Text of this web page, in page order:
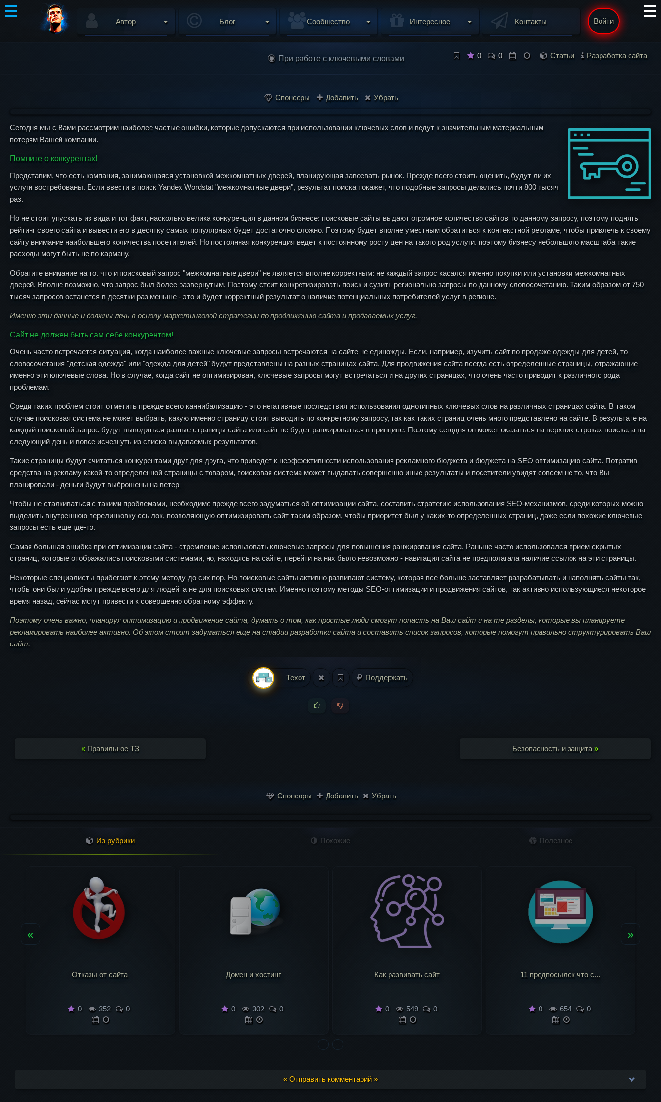
Автор Блог Сообщество Интересное Контакты Войти
При работе с ключевыми словами 0 0 Статьи Разработка сайта
Спонсоры Добавить Убрать
Сегодня мы с Вами рассмотрим наиболее частые ошибки, которые допускаются при использовании ключевых слов и ведут к значительным материальным
потерям Вашей компании.
Помните о конкурентах!
Представим, что есть компания, занимающаяся установкой межкомнатных дверей, планирующая завоевать рынок. Прежде всего стоить оценить, будут ли их
услуги востребованы. Если ввести в поиск Yandex Wordstat "межкомнатные двери", результат поиска покажет, что подобные запросы делались почти 800 тысяч
раз.
Но не стоит упускать из вида и тот факт, насколько велика конкуренция в данном бизнесе: поисковые сайты выдают огромное количество сайтов по данному запросу, поэтому поднять
рейтинг своего сайта и вывести его в десятку самых популярных будет достаточно сложно. Поэтому будет вполне уместным обратиться к контекстной рекламе, чтобы привлечь к своему
сайту внимание наибольшего количества посетителей. Но постоянная конкуренция ведет к постоянному росту цен на такого род услуги, поэтому бизнесу небольшого масштаба такие
расходы могут быть не по карману.
Обратите внимание на то, что и поисковый запрос "межкомнатные двери" не является вполне корректным: не каждый запрос касался именно покупки или установки межкомнатных
дверей. Вполне возможно, что запрос был более развернутым. Поэтому стоит конкретизировать поиск и сузить регионально запросы по данному словосочетанию. Таким образом от 750
тысяч запросов останется в десятки раз меньше - это и будет корректный результат о наличие потенциальных потребителей услуг в регионе.
Именно эти данные и должны лечь в основу маркетинговой стратегии по продвижению сайта и продаваемых услуг.
Сайт не должен быть сам себе конкурентом!
Очень часто встречается ситуация, когда наиболее важные ключевые запросы встречаются на сайте не единожды. Если, например, изучить сайт по продаже одежды для детей, то
словосочетания "детская одежда" или "одежда для детей" будут представлены на разных страницах сайта. Для продвижения сайта всегда есть определенные страницы, отражающие
именно эти ключевые слова. Но в случае, когда сайт не оптимизирован, ключевые запросы могут встречаться и на других страницах, что очень часто приводит к различного рода
проблемам.
Среди таких проблем стоит отметить прежде всего каннибализацию - это негативные последствия использования однотипных ключевых слов на различных страницах сайта. В таком
случае поисковая система не может выбрать, какую именно страницу стоит выводить по конкретному запросу, так как таких страниц очень много представлено на сайте. В результате на
каждый поисковый запрос будут выводиться разные страницы сайта или сайт не будет ранжироваться в принципе. Поэтому сегодня он может оказаться на верхних строках поиска, а на
следующий день и вовсе исчезнуть из списка выдаваемых результатов.
Такие страницы будут считаться конкурентами друг для друга, что приведет к неэффективности использования рекламного бюджета и бюджета на SEO оптимизацию сайта. Потратив
средства на рекламу какой-то определенной страницы с товаром, поисковая система может выдавать совершенно иные результаты и посетители увидят совсем не то, что Вы
планировали - деньги будут выброшены на ветер.
Чтобы не сталкиваться с такими проблемами, необходимо прежде всего задуматься об оптимизации сайта, составить стратегию использования SEO-механизмов, среди которых можно
выделить внутреннюю перелинковку ссылок, позволяющую оптимизировать сайт таким образом, чтобы приоритет был у каких-то определенных страниц, даже если похожие ключевые
запросы есть еще где-то.
Самая большая ошибка при оптимизации сайта - стремление использовать ключевые запросы для повышения ранжирования сайта. Раньше часто использовался прием скрытых
страниц, которые отображались поисковыми системами, но, находясь на сайте, перейти на них было невозможно - навигация сайта не предполагала наличие ссылок на эти страницы.
Некоторые специалисты прибегают к этому методу до сих пор. Но поисковые сайты активно развивают систему, которая все больше заставляет разрабатывать и наполнять сайты так,
чтобы они были удобны прежде всего для людей, а не для поисковых систем. Именно поэтому методы SEO-оптимизации и продвижения сайтов, так активно использующиеся некоторое
время назад, сейчас могут привести к совершенно обратному эффекту.
Поэтому очень важно, планируя оптимизацию и продвижение сайта, думать о том, как простые люди смогут попасть на Ваш сайт и на те разделы, которые вы планируете
рекламировать наиболее активно. Об этом стоит задуматься еще на стадии разработки сайта и составить список запросов, которые помогут правильно структурировать Ваш
сайт.
Техот Поддержать
«Правильное ТЗ Безопасность и защита»
Спонсоры Добавить Убрать
Из рубрики Похожие Полезное
Домен и хостинг
0 302 0
Как развивать сайт
0 549 0
11 предпосылок что с...
0 654 0
Сайт для гармоничног...
0 546 0
« »
« Отправить комментарий »